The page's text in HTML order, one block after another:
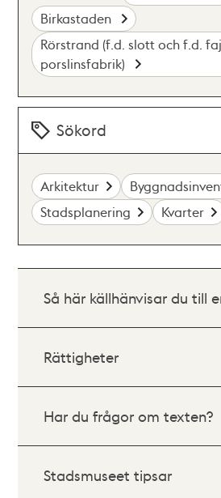
Birkastaden
Rörstrand (f.d. slott och f.d.
porslinsfabrik)
Sökord
Arkitektur
Stadsplanering
Kvarter
Så här källhänvisar du till
Rättigheter
Har du frågor om texten?
Stadsmuseet tipsar